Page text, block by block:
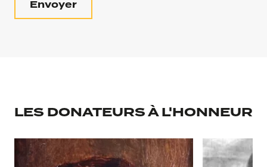
LES DONATEURS À L'HONNEUR